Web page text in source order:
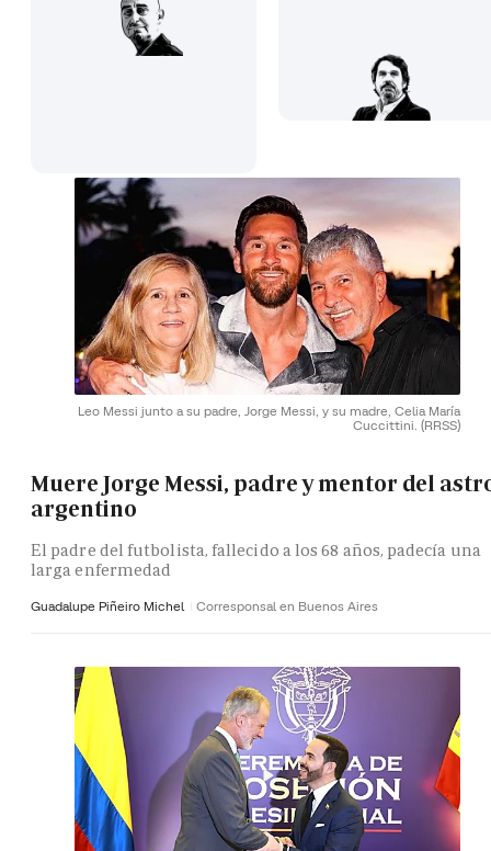
Leo Messi junto a su padre, Jorge Messi, y su madre, Celia María
Cuccittini. (RRSS)
Muere Jorge Messi, padre y mentor del
argentino
El padre del futbolista, fallecido a los 68 años, padecía una
larga enfermedad
Guadalupe Piñeiro Michel Corresponsal en Buenos Aires